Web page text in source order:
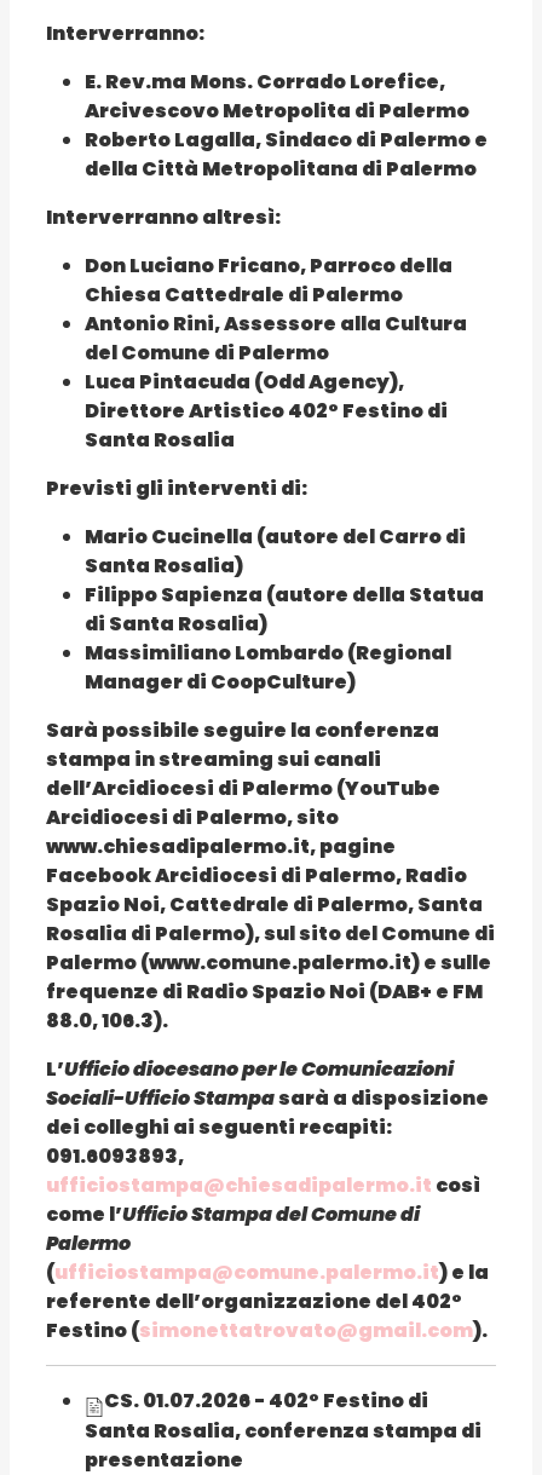
Interverranno:
E. Rev.ma Mons. Corrado Lorefice,
Arcivescovo Metropolita di Palermo
Roberto Lagalla, Sindaco di Palermo e
della Città Metropolitana di Palermo
Interverranno altresì:
Don Luciano Fricano, Parroco della
Chiesa Cattedrale di Palermo
Antonio Rini, Assessore alla Cultura
del Comune di Palermo
Luca Pintacuda (Odd Agency),
Direttore Artistico 402° Festino di
Santa Rosalia
Previsti gli interventi di:
Mario Cucinella (autore del Carro di
Santa Rosalia)
Filippo Sapienza (autore della Statua
di Santa Rosalia)
Massimiliano Lombardo (Regional
Manager di CoopCulture)
Sarà possibile seguire la conferenza
stampa in streaming sui canali
dell’Arcidiocesi di Palermo (YouTube
Arcidiocesi di Palermo, sito
www.chiesadipalermo.it, pagine
Facebook Arcidiocesi di Palermo, Radio
Spazio Noi, Cattedrale di Palermo, Santa
Rosalia di Palermo), sul sito del Comune di
Palermo (www.comune.palermo.it) e sulle
frequenze di Radio Spazio Noi (DAB+ e FM
88.0, 106.3).
L’Ufficio diocesano per le Comunicazioni
Sociali-Ufficio Stampasarà a disposizione
dei colleghi ai seguenti recapiti:
091.6093893,
ufficiostampa@chiesadipalermo.it così
come l’Ufficio Stampa del Comune di
Palermo
(ufficiostampa@comune.palermo.it)e la
referente dell’organizzazione del 402°
Festino (simonettatrovato@gmail.com).
CS. 01.07.2026 - 402° Festino di
Santa Rosalia, conferenza stampa di
presentazione